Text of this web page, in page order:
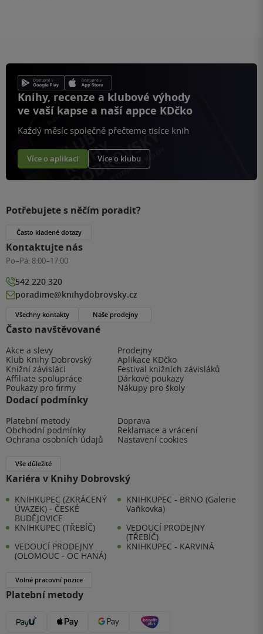
Knihy, recenze a klubové výhody
ve vaší kapse a naší appce KDčko
Každý měsíc společně přečteme tisíce knih
Více o aplikaci Více o klubu
Často navštěvované
Akce a slevy
Prodejny
Klub Knihy Dobrovský
Aplikace KDčko
Knižní závisláci
Festival knižních závisláků
Affiliate spolupráce
Dárkové poukazy
Poukazy pro firmy
Nákupy pro školy
Dodací podmínky
Platební metody
Doprava
Obchodní podmínky
Reklamace a vrácení
Ochrana osobních údajů
Nastavení cookies
Vše důležité
Kariéra v Knihy Dobrovský
KNIHKUPEC (ZKRÁCENÝ
ÚVAZEK) - ČESKÉ
BUDĚJOVICE
KNIHKUPEC - BRNO (Galerie
Vaňkovka)
KNIHKUPEC (TŘEBÍČ)
VEDOUCÍ PRODEJNY
(TŘEBÍČ)
VEDOUCÍ PRODEJNY
(OLOMOUC - OC HANÁ)
KNIHKUPEC - KARVINÁ
Volné pracovní pozice
Platební metody
Potřebujete s něčím poradit?
Často kladené dotazy
Kontaktujte nás
Po–Pá: 8:00–17:00
542 220 320
poradime@knihydobrovsky.cz
Všechny kontakty Naše prodejny